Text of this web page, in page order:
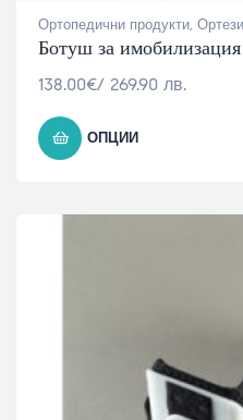
Ортопедични продукти,
Ботуш за
138.00€/ 269.90 лв.
ОПЦИИ